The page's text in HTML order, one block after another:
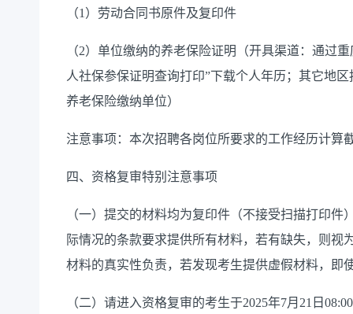
（1）劳动合同书原件及复印件
（2）单位缴纳的养老保险证明（开具渠道：通过
人社保参保证明查询打印”下载个人年历；其它地
养老保险缴纳单位）
注意事项：本次招聘各岗位所要求的工作经历计算
四、资格复审特别 注意事项
（一） 提交的材料均为复印件（不接受扫描打印件
际情况的条款要求提供所有材料， 若有缺失，则视
材料的真实性负责，若发现考生提供虚假材料，即
（二） 请进入资格复审的考生于2025年7月21日